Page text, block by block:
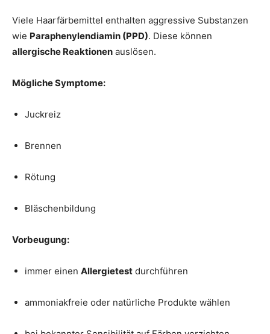
Viele Haarfärbemittel enthalten aggressive Substanzen
wie Paraphenylendiamin (PPD). Diese können
allergische Reaktionen auslösen.
Mögliche Symptome:
Juckreiz
Brennen
Rötung
Bläschenbildung
Vorbeugung:
immer einen Allergietest durchführen
ammoniakfreie oder natürliche Produkte wählen